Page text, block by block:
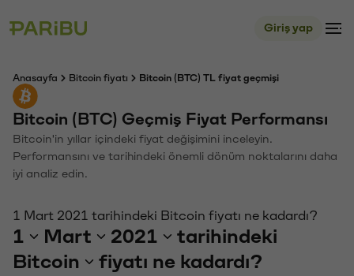
Giriş yap
Anasayfa Bitcoin fiyatı Bitcoin (BTC) TL fiyat geçmişi
Bitcoin (BTC) Geçmiş Fiyat Performansı
Bitcoin'in yıllar içindeki fiyat değişimini inceleyin.
Performansını ve tarihindeki önemli dönüm noktalarını daha
iyi analiz edin.
1 Mart 2021 tarihindeki Bitcoin fiyatı ne kadardı?
1 Mart 2021
tarihindeki
Bitcoin
fiyatı ne kadardı?